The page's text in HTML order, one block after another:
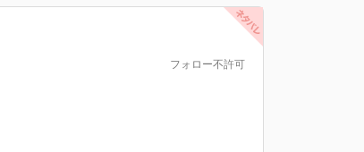
フォロー不許可